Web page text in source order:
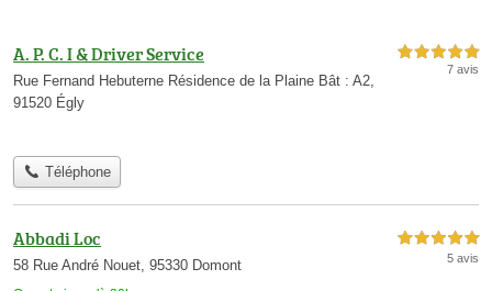
A. P. C. I & Driver Service
Rue Fernand Hebuterne Résidence de la Plaine Bât : A2,
91520 Égly
5,0 étoiles sur 5
7 avis
Téléphone
Abbadi Loc
58 Rue André Nouet, 95330 Domont
5,0 étoiles sur 5
5 avis